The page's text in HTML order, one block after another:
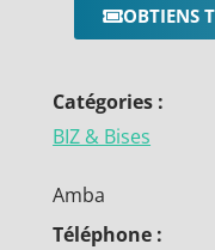
OBTIENS
Catégories :
BIZ & Bises
Amba
Téléphone :